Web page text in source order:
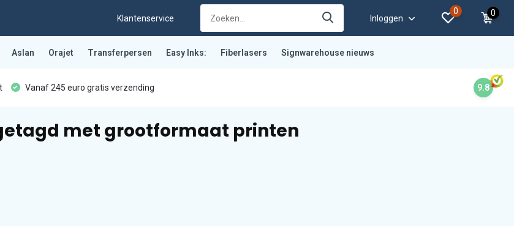
Klantenservice Inloggen
0 0
Aslan Orajet Transferpersen Easy Inks: Fiberlasers Signwarehouse nieuws
Vanaf 245 euro gratis verzending 9.8
met grootformaat printen